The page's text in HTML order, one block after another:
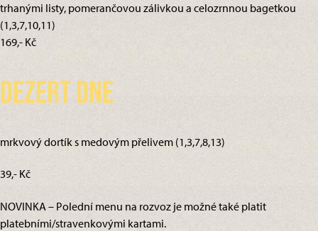
trhanými listy, pomerančovou zálivkou a celozrnnou bagetkou
(1,3,7,10,11)
169,- Kč
Dezert dne
mrkvový dortík s medovým přelivem (1,3,7,8,13)
39,- Kč
NOVINKA – Polední menu na rozvoz je možné také platit
platebními/stravenkovými kartami.